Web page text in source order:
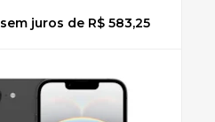
de R$ 583,25
sem juros